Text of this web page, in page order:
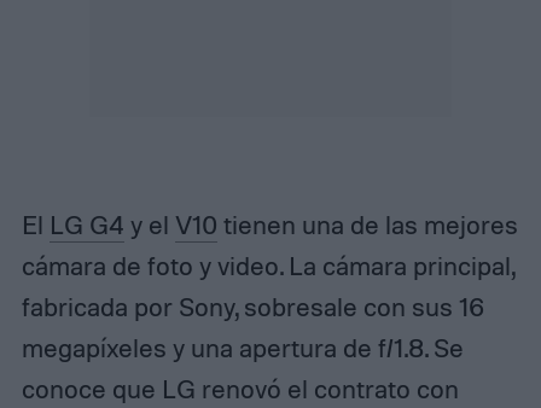
El LG G4 y el V10 tienen una de las mejores
cámara de foto y video. La cámara principal,
fabricada por Sony, sobresale con sus 16
megapíxeles y una apertura de f/1.8. Se
conoce que LG renovó el contrato con